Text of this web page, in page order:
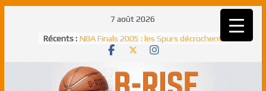
7 août 2026
Récents : NBA Finals 2005 : les Spurs décrochent
un troisième titre NBA, la rude bataille
NBA Finals 2021 : les Bucks et Giannis
Antetokounmpo triomphent, le Greek